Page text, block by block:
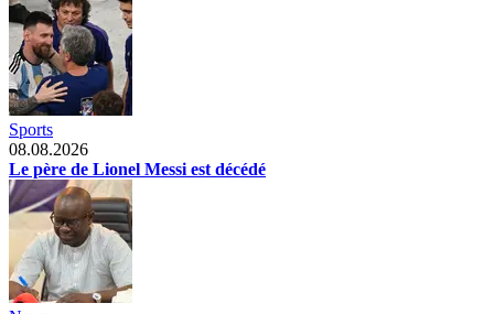
Sports
08.08.2026
Le père de Lionel Messi est décédé